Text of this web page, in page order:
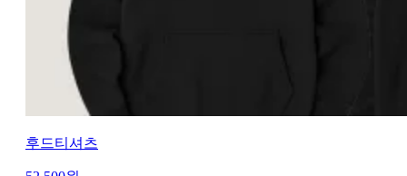
후드티셔츠